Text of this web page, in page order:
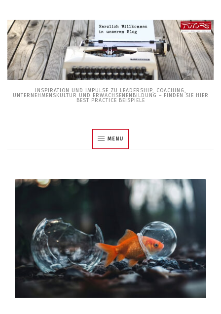
Skip
to
content
INSPIRATION UND IMPULSE ZU LEADERSHIP, COACHING,
UNTERNEHMENSKULTUR UND ERWACHSENENBILDUNG – FINDEN SIE HIER
BEST PRACTICE BEISPIELE
MENU